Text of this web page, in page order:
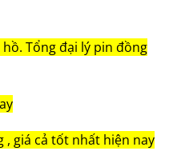
Tổng đại lý pin đồng
, giá cả tốt nhất hiện nay